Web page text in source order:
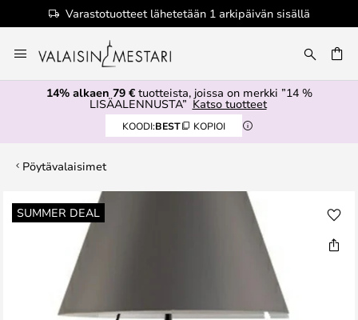
Varastotuotteet lähetetään 1 arkipäivän sisällä
to
Content
14% alkaen 79 €tuotteista, joissa on merkki ”14 %
LISÄALENNUSTA” Katso tuotteet
KOODI:BEST KOPIOI
Pöytävalaisimet
SUMMER DEAL
Skip
to